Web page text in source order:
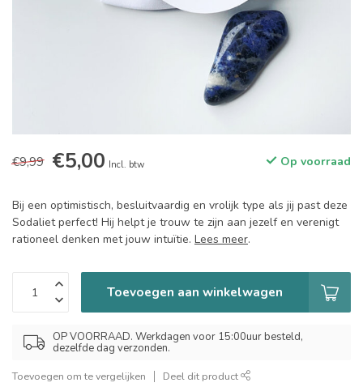
€9,99 €5,00 Incl. btw Op voorraad
Bij een optimistisch, besluitvaardig en vrolijk type als jij past deze
Sodaliet perfect! Hij helpt je trouw te zijn aan jezelf en verenigt
rationeel denken met jouw intuïtie. Lees meer.
Toevoegen aan winkelwagen
OP VOORRAAD. Werkdagen voor 15:00uur besteld,
dezelfde dag verzonden.
Toevoegen om te vergelijken Deel dit product